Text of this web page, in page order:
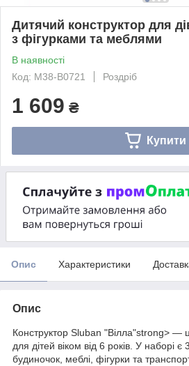
Дитячий конструктор для
з фігурками та меблями
В наявності
Код: M38-B0721
Роздріб
1 609 ₴
Купити
Опис Характеристики
Опис
Конструктор Sluban "Вілла"strong> —
для дітей віком від 6 років. У наборі
будиночок, меблі, фігурки та